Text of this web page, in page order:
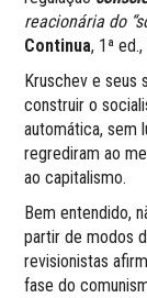
reacionária do
Continua, 1ª
Kruschev e seus
construir o
automática, sem
regrediram ao
ao capitalismo.
Bem entendido,
partir de modos
revisionistas
fase do